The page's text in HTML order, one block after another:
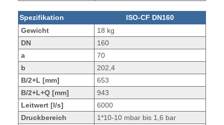
Spezifikation
ISO-CF DN160
Gewicht
18 kg
DN
160
a
70
b
202,4
B/2+L [mm]
653
B/2+L+Q [mm]
943
Leitwert [l/s]
6000
Druckbereich
1*10-10 mbar bis 1,6 bar